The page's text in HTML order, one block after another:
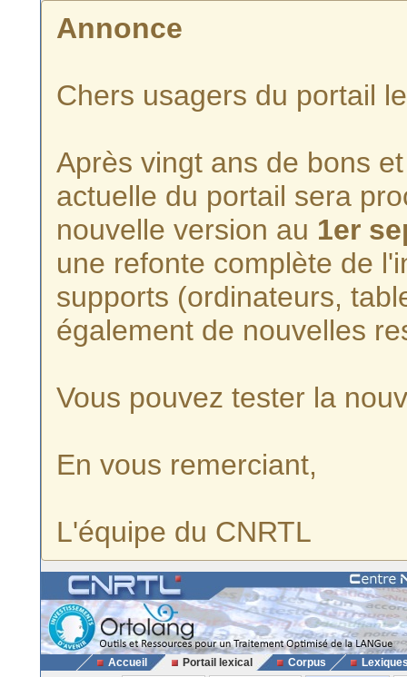
Annonce
Chers usagers du portail
Après vingt ans de bons
actuelle du portail sera
nouvelle version au 1er
une refonte complète de
supports (ordinateurs,
également de nouvelles
Vous pouvez tester la
En vous remerciant,
L'équipe du CNRTL
Accueil Portail lexical Corpus